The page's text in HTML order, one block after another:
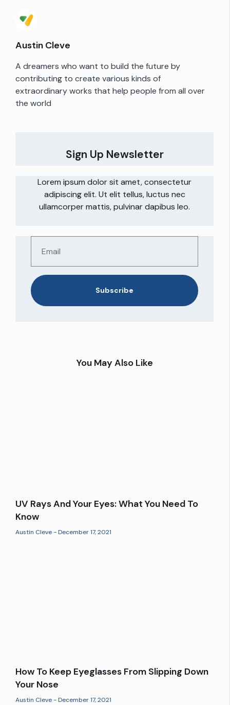
Austin Cleve
A dreamers who want to build the future by
contributing to create various kinds of
extraordinary works that help people from all over
the world
Sign Up Newsletter
Lorem ipsum dolor sit amet, consectetur
adipiscing elit. Ut elit tellus, luctus nec
ullamcorper mattis, pulvinar dapibus leo.
Subscribe
You May Also Like
UV Rays And Your Eyes: What You Need To
Know
Austin Cleve December 17, 2021
How To Keep Eyeglasses From Slipping Down
Your Nose
Austin Cleve December 17, 2021